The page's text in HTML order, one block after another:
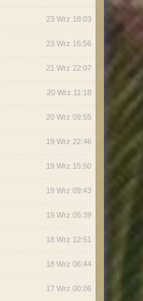
23 Wrz 18:03
23 Wrz 16:56
21 Wrz 22:07
20 Wrz 11:18
20 Wrz 09:55
19 Wrz 22:46
19 Wrz 15:50
19 Wrz 09:43
19 Wrz 05:39
18 Wrz 12:51
18 Wrz 06:44
17 Wrz 00:06